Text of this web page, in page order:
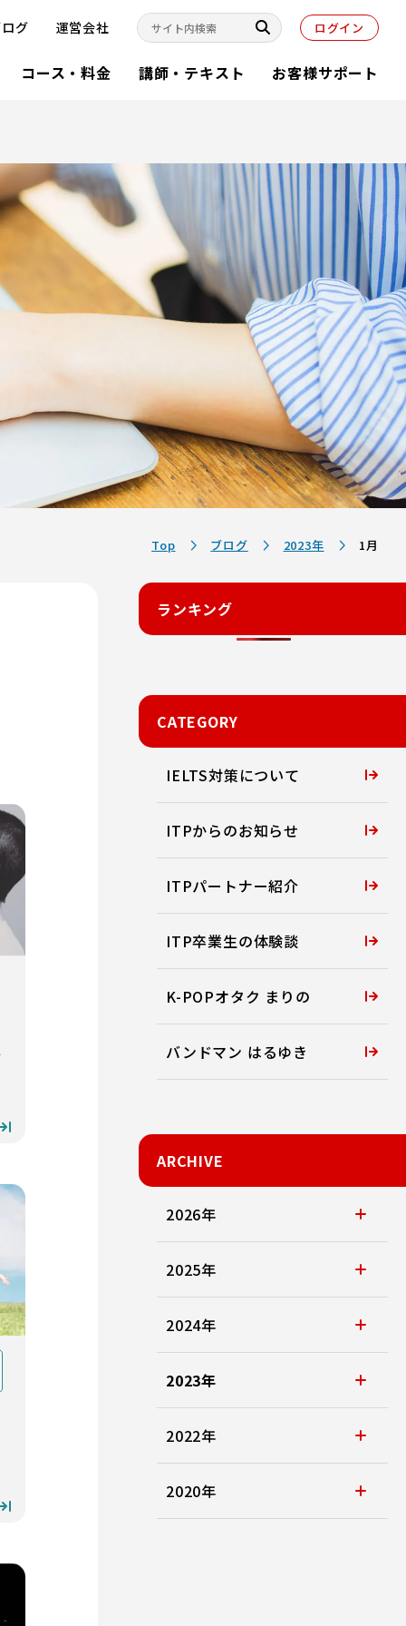
コース・料金 講師・テキスト お客様サポート
グ 運営会社 ログイン
Top ブログ 2023年 1月
ランキング
CATEGORY
IELTS対策について
ITPからのお知らせ
ITPパートナー紹介
ITP卒業生の体験談
K-POPオタク まりの
バンドマン はるゆき
ARCHIVE
2026年
2025年
2024年
2023年
2022年
2020年